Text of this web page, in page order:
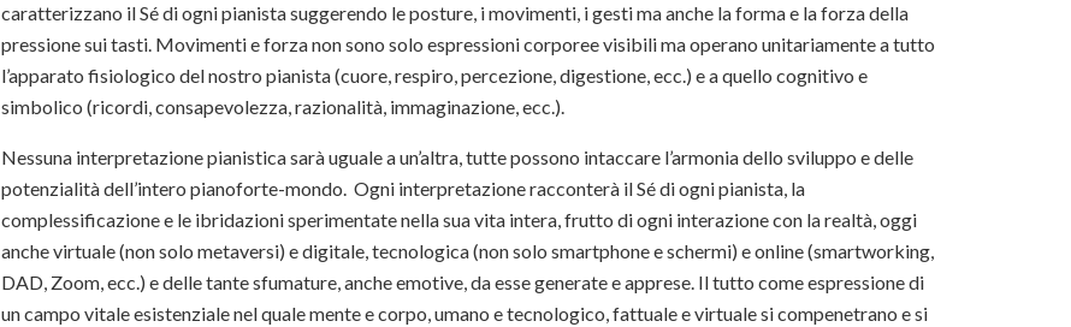
caratterizzano il Sé di ogni pianista suggerendo le posture, i movimenti, i gesti ma anche la forma e la forza della
pressione sui tasti. Movimenti e forza non sono solo espressioni corporee visibili ma operano unitariamente a tutto
l’apparato fisiologico del nostro pianista (cuore, respiro, percezione, digestione, ecc.) e a quello cognitivo e
simbolico (ricordi, consapevolezza, razionalità, immaginazione, ecc.).
Nessuna interpretazione pianistica sarà uguale a un’altra, tutte possono intaccare l’armonia dello sviluppo e delle
potenzialità dell’intero pianoforte-mondo. Ogni interpretazione racconterà il Sé di ogni pianista, la
complessificazione e le ibridazioni sperimentate nella sua vita intera, frutto di ogni interazione con la realtà, oggi
anche virtuale (non solo metaversi) e digitale, tecnologica (non solo smartphone e schermi) e online (smartworking,
DAD, Zoom, ecc.) e delle tante sfumature, anche emotive, da esse generate e apprese. Il tutto come espressione di
un campo vitale esistenziale nel quale mente e corpo, umano e tecnologico, fattuale e virtuale si compenetrano e si